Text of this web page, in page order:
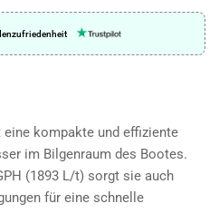
eine kompakte und effiziente
im Bilgenraum des Bootes.
(1893 L/t) sorgt sie auch
für eine schnelle